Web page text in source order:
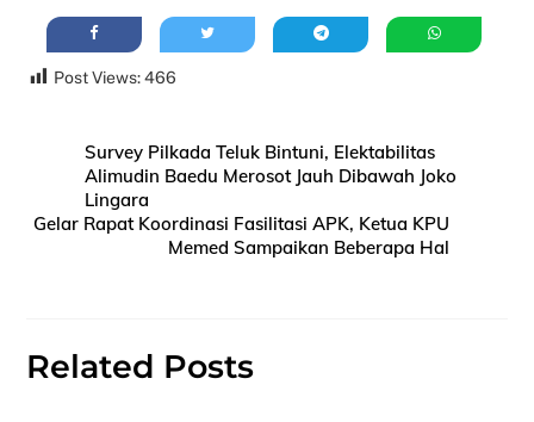
Post Views: 466
Survey Pilkada Teluk Bintuni, Elektabilitas
Alimudin Baedu Merosot Jauh Dibawah Joko
Lingara
Gelar Rapat Koordinasi Fasilitasi APK, Ketua KPU
Memed Sampaikan Beberapa Hal
Related Posts